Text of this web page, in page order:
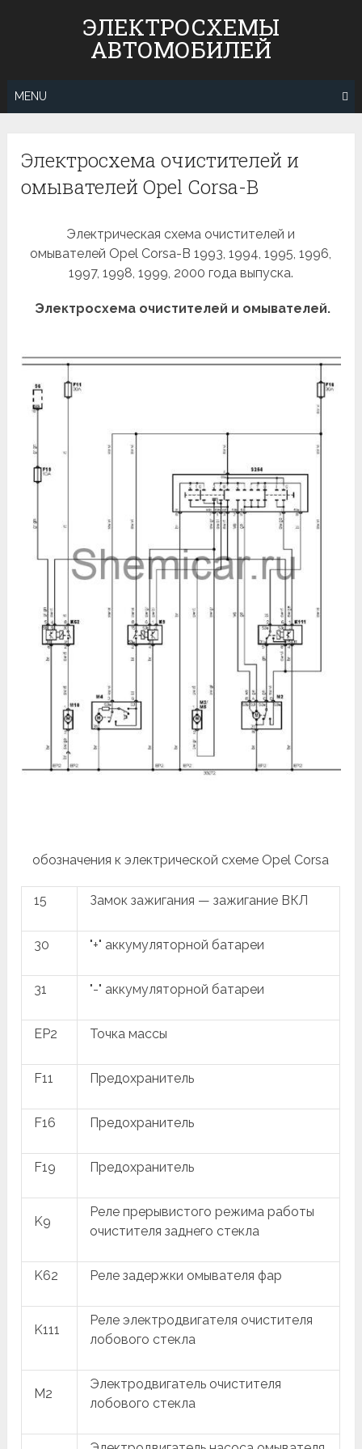
ЭЛЕКТРОСХЕМЫ
АВТОМОБИЛЕЙ
MENU
Электросхема очистителей и
омывателей Opel Corsa-B
Электрическая схема очистителей и
омывателей Opel Corsa-B 1993, 1994, 1995, 1996,
1997, 1998, 1999, 2000 года выпуска.
Электросхема очистителей и омывателей.
обозначения к электрической схеме Opel Corsa
15 Замок зажигания — зажигание ВКЛ
30 "+" аккумуляторной батареи
31 "-" аккумуляторной батареи
EP2 Точка массы
F11 Предохранитель
F16 Предохранитель
F19 Предохранитель
K9
Реле прерывистого режима работы
очистителя заднего стекла
K62 Реле задержки омывателя фар
K111
Реле электродвигателя очистителя
лобового стекла
M2
Электродвигатель очистителя
лобового стекла